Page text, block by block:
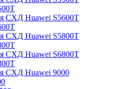
СХД Huawei S5600T
СХД Huawei S5800T
СХД Huawei S6800T
СХД Huawei 9000